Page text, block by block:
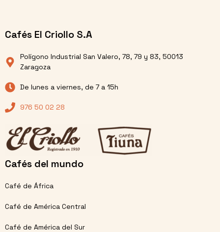
Cafés El Criollo S.A
Polígono Industrial San Valero, 78, 79 y 83, 50013
Zaragoza
De lunes a viernes, de 7 a 15h
976 50 02 28
Cafés del mundo
Café de África
Café de América Central
Café de América del Sur